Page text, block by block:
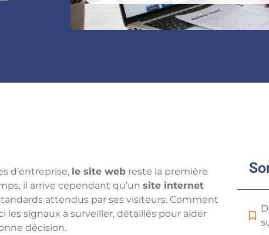
d’entreprise, le site web reste la première
il arrive cependant qu’un site internet
attendus par ses visiteurs. Comment
les signaux à surveiller, détaillés pour aider
décision.